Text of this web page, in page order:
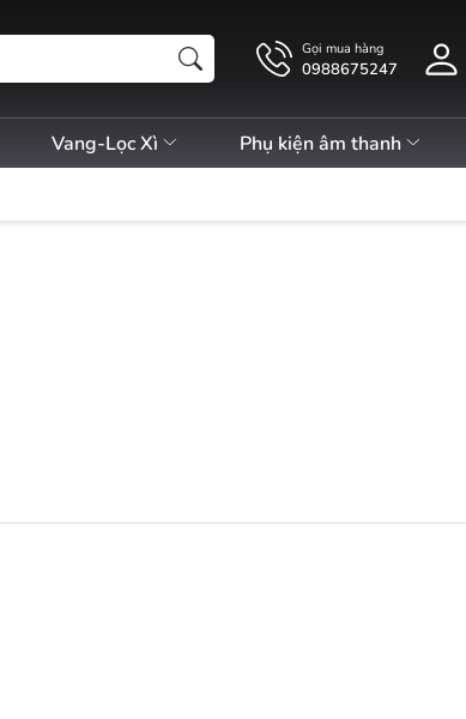
Gọi mua hàng
0988675247
Vang-Lọc Xì Phụ kiện âm thanh